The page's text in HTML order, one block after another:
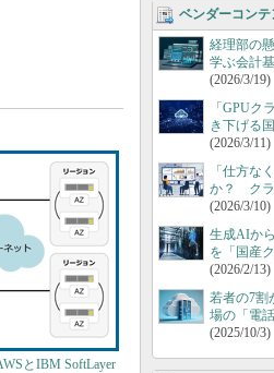
とIBM SoftLayer
ベンダーコンテ
経理部の
学ぶ会計
(2026/3/19)
「GPUク
き下げる
(2026/3/11)
「仕方な
か？ クラ
(2026/3/10)
生成AIか
を「国産
(2026/2/13)
若者の7
場の「電
(2025/10/3)